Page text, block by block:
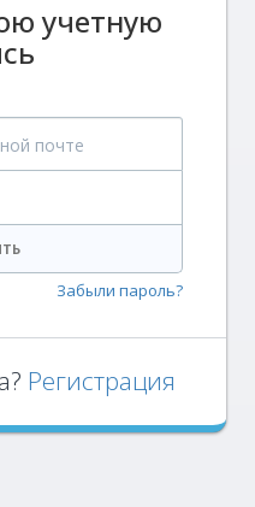
учетную
Забыли пароль?
Регистрация